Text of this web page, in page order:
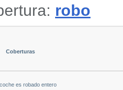
robo
Coberturas
es robado entero